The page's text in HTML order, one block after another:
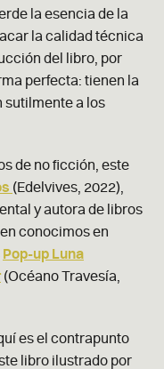
la esencia de la
la calidad técnica
del libro, por
perfecta: tienen la
sutilmente a los
de no ficción, este
(Edelvives, 2022),
y autora de libros
conocimos en
Pop-up Luna
(Océano Travesía,
es el contrapunto
libro ilustrado por